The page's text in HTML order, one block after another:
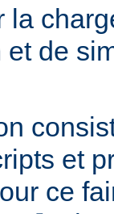
la
de
et
ce